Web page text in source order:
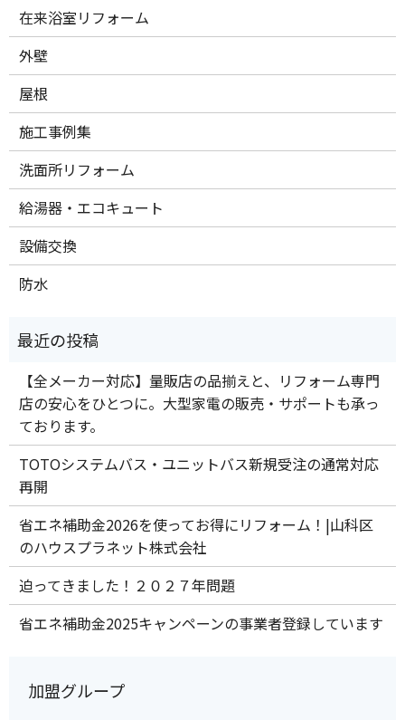
在来浴室リフォーム
外壁
屋根
施工事例集
洗面所リフォーム
給湯器・エコキュート
設備交換
防水
【全メーカー対応】量販店の品揃えと、リフォーム専門
店の安心をひとつに。大型家電の販売・サポートも承っ
ております。
TOTOシステムバス・ユニットバス新規受注の通常対応
再開
省エネ補助金2026を使ってお得にリフォーム！|山科区
のハウスプラネット株式会社
迫ってきました！２０２７年問題
省エネ補助金2025キャンペーンの事業者登録しています
加盟グループ